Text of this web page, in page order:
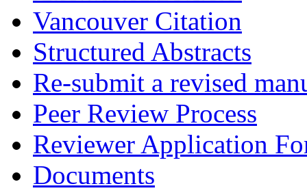
Vancouver Citation
Structured Abstracts
Re-submit a revised
Peer Review Process
Reviewer Application
Documents